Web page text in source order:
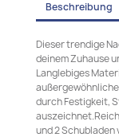
Beschreibung
Dieser trendige
deinem Zuhause
Langlebiges
durch Festigkeit,
und 2